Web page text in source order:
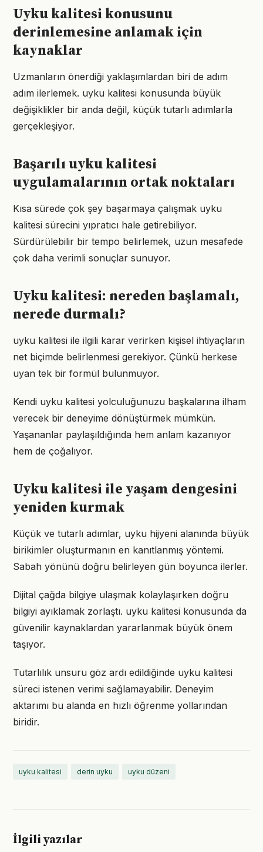
Uyku kalitesi konusunu
derinlemesine anlamak için
kaynaklar
Uzmanların önerdiği yaklaşımlardan biri de adım
adım ilerlemek. uyku kalitesi konusunda büyük
değişiklikler bir anda değil, küçük tutarlı adımlarla
gerçekleşiyor.
Başarılı uyku kalitesi
uygulamalarının ortak noktaları
Kısa sürede çok şey başarmaya çalışmak uyku
kalitesi sürecini yıpratıcı hale getirebiliyor.
Sürdürülebilir bir tempo belirlemek, uzun mesafede
çok daha verimli sonuçlar sunuyor.
Uyku kalitesi: nereden başlamalı,
nerede durmalı?
uyku kalitesi ile ilgili karar verirken kişisel ihtiyaçların
net biçimde belirlenmesi gerekiyor. Çünkü herkese
uyan tek bir formül bulunmuyor.
Kendi uyku kalitesi yolculuğunuzu başkalarına ilham
verecek bir deneyime dönüştürmek mümkün.
Yaşananlar paylaşıldığında hem anlam kazanıyor
hem de çoğalıyor.
Uyku kalitesi ile yaşam dengesini
yeniden kurmak
Küçük ve tutarlı adımlar, uyku hijyeni alanında büyük
birikimler oluşturmanın en kanıtlanmış yöntemi.
Sabah yönünü doğru belirleyen gün boyunca ilerler.
Dijital çağda bilgiye ulaşmak kolaylaşırken doğru
bilgiyi ayıklamak zorlaştı. uyku kalitesi konusunda da
güvenilir kaynaklardan yararlanmak büyük önem
taşıyor.
Tutarlılık unsuru göz ardı edildiğinde uyku kalitesi
süreci istenen verimi sağlamayabilir. Deneyim
aktarımı bu alanda en hızlı öğrenme yollarından
biridir.
uyku kalitesi derin uyku uyku düzeni
İlgili yazılar